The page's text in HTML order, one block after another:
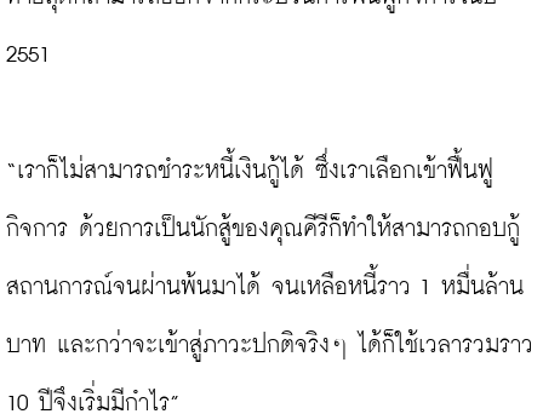
2551
“เราก็ไม่สามารถชำระหนี้เงินกู้ได้ ซึ่งเราเลือกเข้าฟื้นฟู
กิจการ ด้วยการเป็นนักสู้ของคุณคีรีก็ทำให้สามารถกอบกู้
สถานการณ์จนผ่านพ้นมาได้ จนเหลือหนี้ราว 1 หมื่นล้าน
บาท และกว่าจะเข้าสู่ภาวะปกติจริงๆ ได้ก็ใช้เวลารวมราว
10 ปีจึงเริ่มมีกำไร”